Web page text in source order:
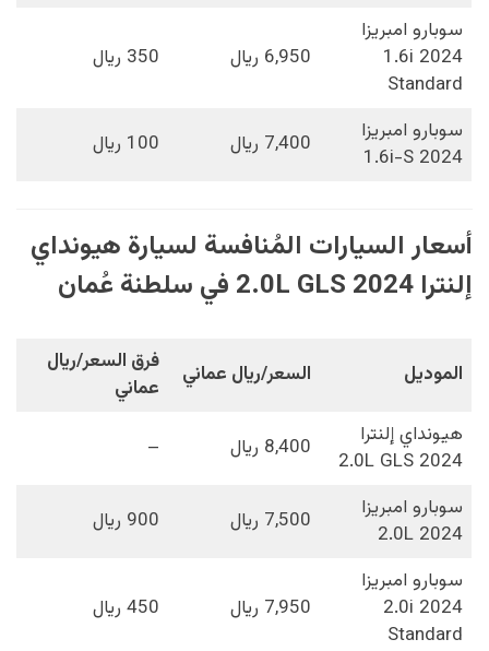
سوبارو امبريزا
2024 1.6i
Standard
6,950 ريال 350 ريال
سوبارو امبريزا
2024 1.6i-S
7,400 ريال 100 ريال
أسعار السيارات المُنافسة لسيارة هيونداي
إلنترا 2024 2.0L GLS في سلطنة عُمان
الموديل السعر/ريال عماني
فرق السعر/ريال
عماني
هيونداي إلنترا
2024 2.0L GLS
8,400 ريال –
سوبارو امبريزا
2024 2.0L
7,500 ريال 900 ريال
سوبارو امبريزا
2024 2.0i
Standard
7,950 ريال 450 ريال